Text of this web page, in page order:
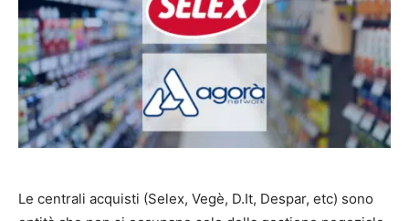
Le centrali acquisti (Selex, Vegè, D.It, Despar, etc) sono